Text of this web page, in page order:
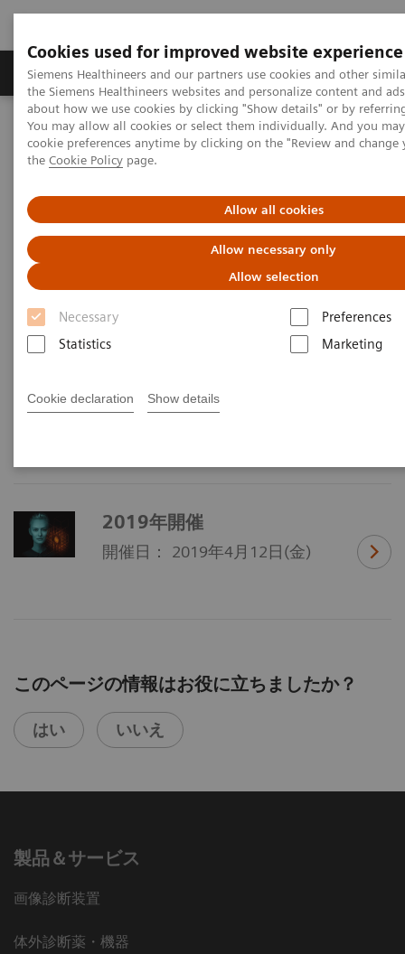
Cookies used for improved website experience
Siemens Healthineers and our partners use cookies and other
the Siemens Healthineers websites and personalize content and
about how we use cookies by clicking "Show details" or by
You may allow all cookies or select them individually. And you
cookie preferences anytime by clicking on the "Review and
the Cookie Policy page.
Allow all cookies
Allow necessary only
Allow selection
Necessary
Preferences
Statistics
Marketing
Cookie declaration Show details
製品＆サービス サポート情報 Insights
ホーム
画像診断・治療装置
オプション＆バージョンアップ
Let's fit Together! Seminar
Let's fit Together! Seminar
｜2018年4月14日（土）
2019年開催
開催日： 2019年4月12日(金)
このページの情報はお役に立ちましたか？
はい いいえ
製品＆サービス
画像診断装置
体外診断薬・機器